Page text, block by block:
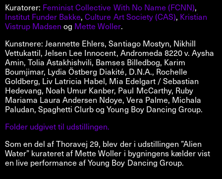
Kuratorer: Feminist Collective With No Name (FCNN),
Institut Funder Bakke,Culture Art Society (CAS), Kristian
Vistrup Madsen og Mette Woller.
Kunstnere: Jeannette Ehlers, Santiago Mostyn, Nikhill
Vettukattil, Jelsen Lee Innocent, Andromeda 8220 v. Aysha
Amin, Tolia Astakhishvili, Bamses Billedbog, Karim
Boumjimar, Lydia Östberg Diakité, D.N.A., Rochelle
Goldberg, Liv Latricia Habel, Mia Edelgart / Sebastian
Hedevang, Noah Umur Kanber, Paul McCarthy, Ruby
Mariama Laura Andersen Ndoye, Vera Palme, Michala
Paludan, Spaghetti Clurb og Young Boy Dancing Group.
Folder udgivet til udstillingen.
Som en del af Thoravej 29, blev der i udstillingen ”Alien
Water” kurateret af Mette Woller i bygningens kælder vist
en live performance af Young Boy Dancing Group.